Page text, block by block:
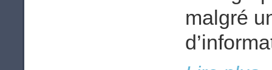
malgré